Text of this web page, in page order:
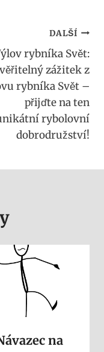
DALŠÍ
rybníka Svět:
zážitek z
rybníka Svět –
přijďte na ten
rybolovní
dobrodružství!
na